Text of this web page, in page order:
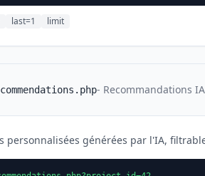
last=1 limit
- Recommandations IA
personnalisées générées par l'IA,